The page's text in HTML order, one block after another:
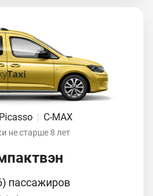
Picasso | C-MAX
не старше 8 лет
пассажиров